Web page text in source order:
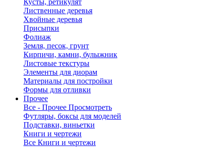
Кусты, ретикулят
Лиственные деревья
Хвойные деревья
Присыпки
Фолиаж
Земля, песок, грунт
Кирпичи, камни, булыжник
Листовые текстуры
Элементы для диорам
Материалы для постройки
Формы для отливки
Прочее
Все - Прочее Просмотреть
Футляры, боксы для моделей
Подставки, виньетки
Книги и чертежи
Все Книги и чертежи